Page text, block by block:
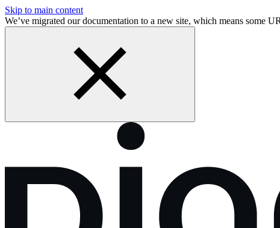
Skip to main content
We’ve migrated our documentation to a new site, which means some